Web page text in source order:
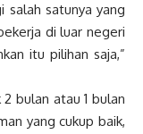
satunya yang
di luar negeri
itu pilihan saja,”
bulan atau 1 bulan
yang cukup baik,